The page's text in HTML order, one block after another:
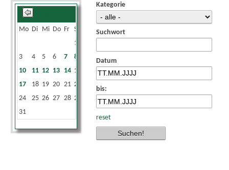
Mo Di Mi Do Fr Sa
1
3
4 5 6 7 8
10
11 12 13 14 15
17
18 19 20 21 22
24
25 26 27 28 29
31
Kategorie
Suchwort
Datum
bis:
reset